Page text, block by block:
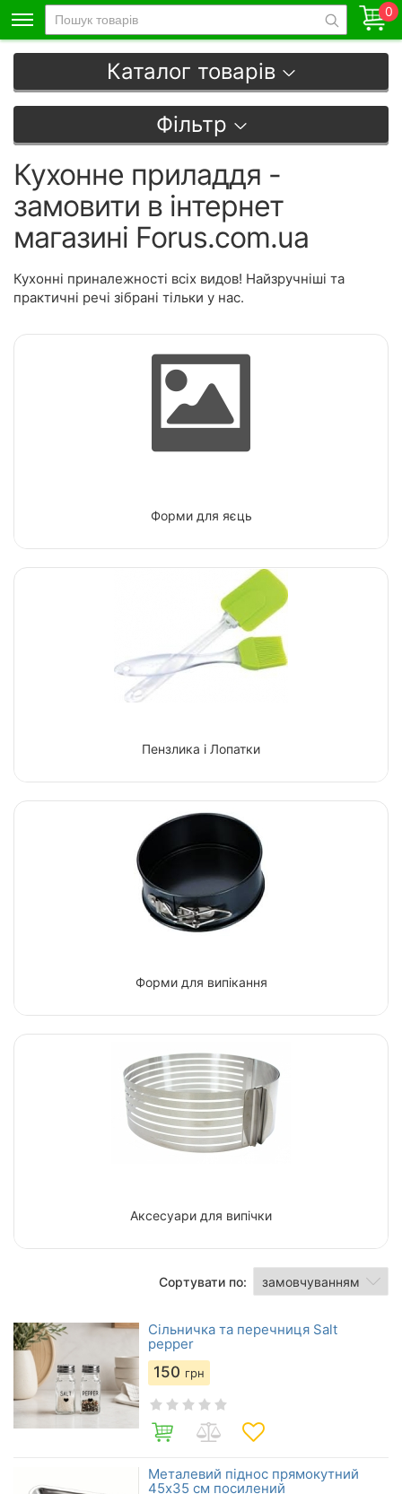
0
Каталог товарів
Фільтр
Кухонне приладдя -
замовити в інтернет
магазині Forus.com.ua
Кухонні приналежності всіх видов! Найзручніші та
практичні речі зібрані тільки у нас.
Форми для яєць
Пензлика і Лопатки
Форми для випікання
Аксесуари для випічки
Сортувати по:
Сільничка та перечниця Salt
pepper
150 грн
Металевий піднос прямокутний
45х35 см посилений